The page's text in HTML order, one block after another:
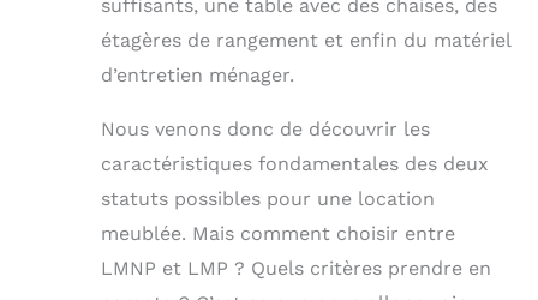
suffisants, une table avec des chaises, des
étagères de rangement et enfin du matériel
d’entretien ménager.
Nous venons donc de découvrir les
caractéristiques fondamentales des deux
statuts possibles pour une location
meublée. Mais comment choisir entre
LMNP et LMP ? Quels critères prendre en